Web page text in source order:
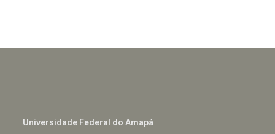
Universidade Federal do Amapá